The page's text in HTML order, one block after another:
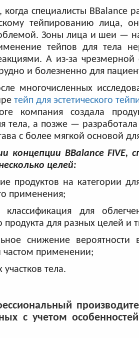
когда специалисты BBalance
тейпированию лица,
Зоны лица и шеи —
тейпов для тела
А из-за чрезмерной
и болезненно для
многочисленных
тейп для эстетического
компания создала
тела, а позже —
с более мягкой основой
концепции BBalance FIVE,
целей:
продуктов на категории
применения;
для
продукта для разных целей и
снижение вероятности
частом применении;
тела.
с учетом